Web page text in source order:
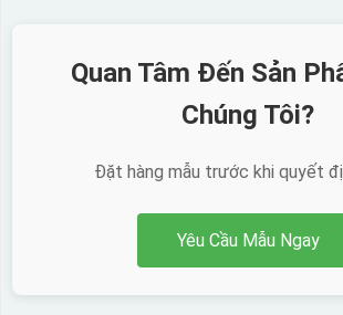
Quan Tâm Đến Sản
Chúng Tôi?
Đặt hàng mẫu trước khi quyết
Yêu Cầu Mẫu Ngay